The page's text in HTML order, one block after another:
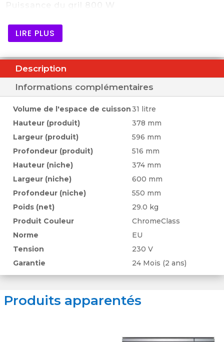
Puissance du gril 800 W
Fonctionnalités supplémentaires
LIRE PLUS
Description
Informations complémentaires
Volume de l'espace de cuisson31 litre
Hauteur (produit)
378 mm
Largeur (produit)
596 mm
Profondeur (produit)
516 mm
Hauteur (niche)
374 mm
Largeur (niche)
600 mm
Profondeur (niche)
550 mm
Poids (net)
29.0 kg
Produit Couleur
ChromeClass
Norme
EU
Tension
230 V
Garantie
24 Mois (2 ans)
Produits apparentés